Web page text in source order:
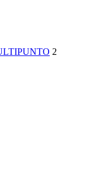
2